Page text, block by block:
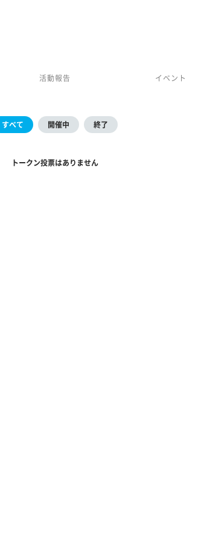
活動報告 イベント
すべて 開催中 終了
トークン投票はありません